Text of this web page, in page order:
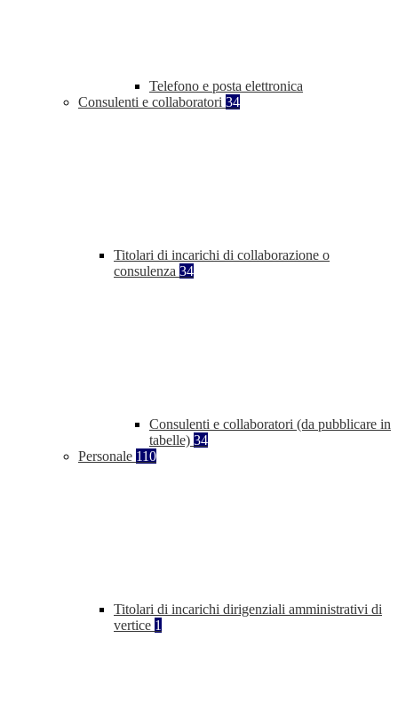
Telefono e posta elettronica
Consulenti e collaboratori 34
Titolari di incarichi di collaborazione o
consulenza 34
Consulenti e collaboratori (da pubblicare in
tabelle) 34
Personale 110
Titolari di incarichi dirigenziali amministrativi di
vertice 1